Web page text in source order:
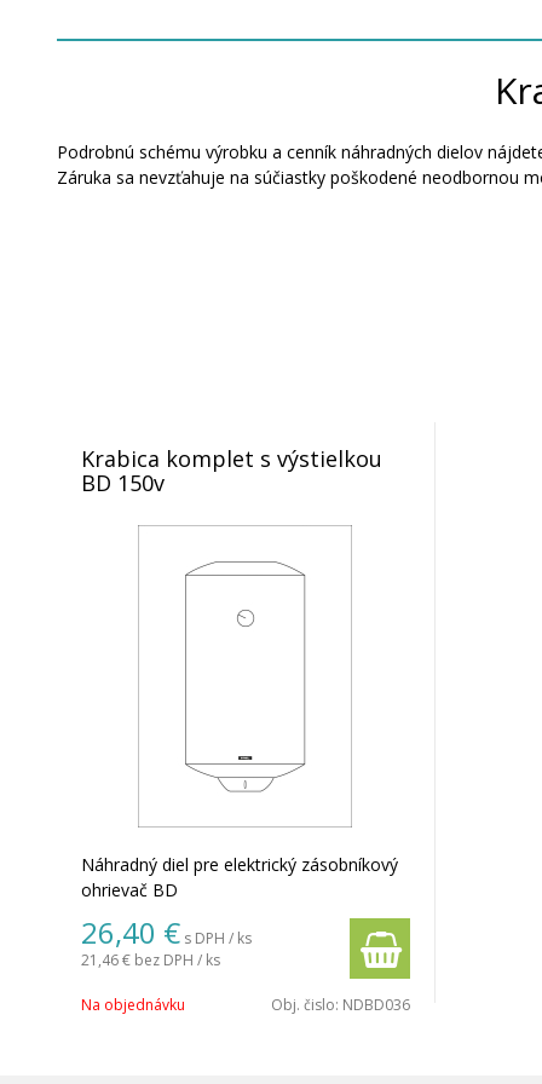
Podrobnú schému výrobku a cenník náhradných dielov
Záruka sa nevzťahuje na súčiastky poškodené neodbornou
Krabica komplet s výstielkou
BD 150v
Náhradný diel pre elektrický zásobníkový
ohrievač BD
26,40 € s DPH / ks
21,46 € bez DPH / ks
Na objednávku Obj. čislo: NDBD036